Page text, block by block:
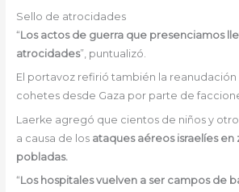
Sello de atrocidades
“Los actos de guerra que presenciamos
atrocidades”, puntualizó.
El portavoz refirió también la
cohetes desde Gaza por parte de
Laerke agregó que cientos de niños y
a causa de los ataques aéreos israelíes
pobladas.
“Los hospitales vuelven a ser campos de